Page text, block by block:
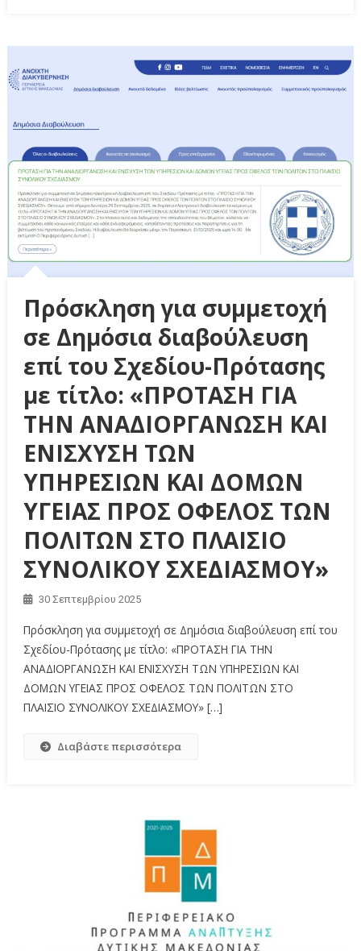
Πρόσκληση για συμμετοχή
σε Δημόσια διαβούλευση
επί του Σχεδίου-Πρότασης
με τίτλο: «ΠΡΟΤΑΣΗ ΓΙΑ
ΤΗΝ ΑΝΑΔΙΟΡΓΑΝΩΣΗ ΚΑΙ
ΕΝΙΣΧΥΣΗ ΤΩΝ
ΥΠΗΡΕΣΙΩΝ ΚΑΙ ΔΟΜΩΝ
ΥΓΕΙΑΣ ΠΡΟΣ ΟΦΕΛΟΣ ΤΩΝ
ΠΟΛΙΤΩΝ ΣΤΟ ΠΛΑΙΣΙΟ
ΣΥΝΟΛΙΚΟΥ ΣΧΕΔΙΑΣΜΟΥ»
30 Σεπτεμβρίου 2025
Πρόσκληση για συμμετοχή σε Δημόσια διαβούλευση επί του
Σχεδίου-Πρότασης με τίτλο: «ΠΡΟΤΑΣΗ ΓΙΑ ΤΗΝ
ΑΝΑΔΙΟΡΓΑΝΩΣΗ ΚΑΙ ΕΝΙΣΧΥΣΗ ΤΩΝ ΥΠΗΡΕΣΙΩΝ ΚΑΙ
ΔΟΜΩΝ ΥΓΕΙΑΣ ΠΡΟΣ ΟΦΕΛΟΣ ΤΩΝ ΠΟΛΙΤΩΝ ΣΤΟ
ΠΛΑΙΣΙΟ ΣΥΝΟΛΙΚΟΥ ΣΧΕΔΙΑΣΜΟΥ» […]
Διαβάστε περισσότερα